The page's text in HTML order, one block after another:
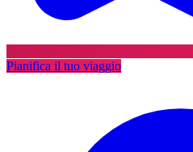
Pianifica il tuo viaggio